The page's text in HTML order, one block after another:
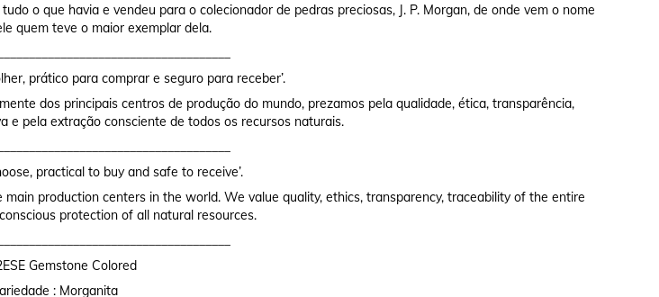
o que havia e vendeu para o colecionador de pedras preciosas, J. P. Morgan, de onde vem o nome
quem teve o maior exemplar dela.
prático para comprar e seguro para receber’.
dos principais centros de produção do mundo, prezamos pela qualidade, ética, transparência,
e pela extração consciente de todos os recursos naturais.
practical to buy and safe to receive’.
production centers in the world. We value quality, ethics, transparency, traceability of the entire
protection of all natural resources.
Gemstone Colored
: Morganita